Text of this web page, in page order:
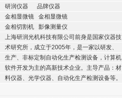
研润仪器
品牌仪器
金相显微镜
金相显微镜
金相切割机
影像测量仪
上海研润光机科技有限公司前身是国家仪器技
术研究所，成立于2005年，是一家以研发、
生产、非标定制自动化生产检测设备，计算机
软件开发为主的高新技术企业。主导产品：材
料仪器、光学仪器、自动化生产检测设备等。